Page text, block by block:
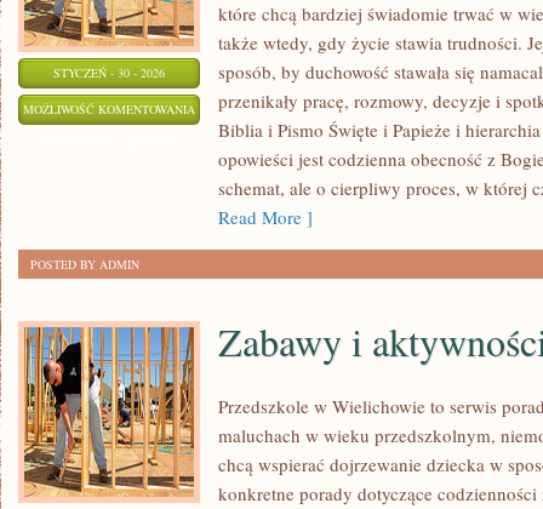
STYCZEŃ - 30 - 2026
MOŻLIWOŚĆ KOMENTOWANIA ŻYCIE
ZAKONNE
POWOŁANIE
które chcą bardziej świadomie trwać w
także wtedy, gdy życie stawia trudności.
sposób, by duchowość stawała się
przenikały pracę, rozmowy, decyzje i
Biblia i Pismo Święte i Papieże i
opowieści jest codzienna obecność z
schemat, ale o cierpliwy proces, w której
Read More ]
POSTED BY ADMIN
Zabawy i
Przedszkole w Wielichowie to serwis
maluchach w wieku przedszkolnym,
chcą wspierać dojrzewanie dziecka w
konkretne porady dotyczące